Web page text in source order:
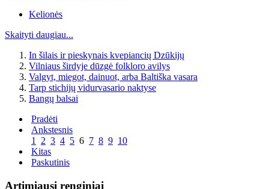
Kelionės
Skaityti daugiau...
In šilais ir pieskynais kvepiancių Dzūkijų
Vilniaus širdyje dūzgė folkloro avilys
Valgyt, miegot, dainuot, arba Baltiška vasara
Tarp stichijų vidurvasario naktyse
Bangų balsai
Pradėti
Ankstesnis
1 2 3 4 5 6 7 8 9 10
Kitas
Paskutinis
Artimiausi renginiai